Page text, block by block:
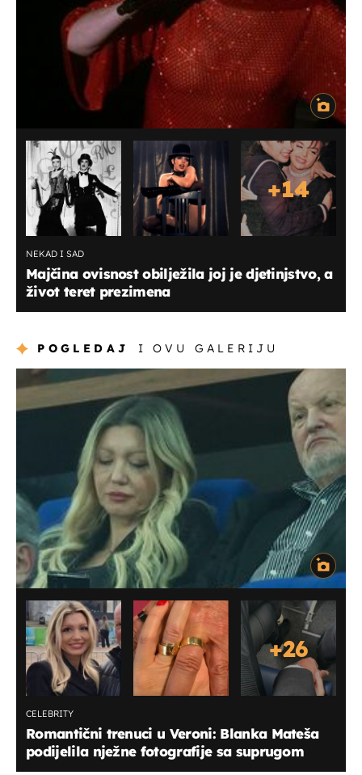
+14
NEKAD I SAD
Majčina ovisnost obilježila joj je djetinjstvo, a
život teret prezimena
POGLEDAJ I OVU GALERIJU
+26
CELEBRITY
Romantični trenuci u Veroni: Blanka Mateša
podijelila nježne fotografije sa suprugom